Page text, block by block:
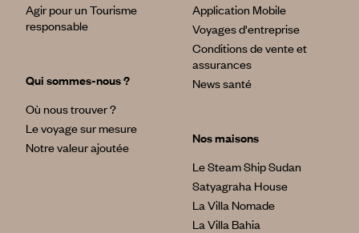
Agir pour un Tourisme
responsable
Qui sommes-nous ?
Où nous trouver ?
Le voyage sur mesure
Notre valeur ajoutée
Application Mobile
Voyages d'entreprise
Conditions de vente et
assurances
News santé
Nos maisons
Le Steam Ship Sudan
Satyagraha House
La Villa Nomade
La Villa Bahia